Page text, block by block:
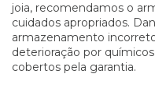
joia, recomendamos o
cuidados apropriados.
armazenamento
deterioração por
cobertos pela garantia.